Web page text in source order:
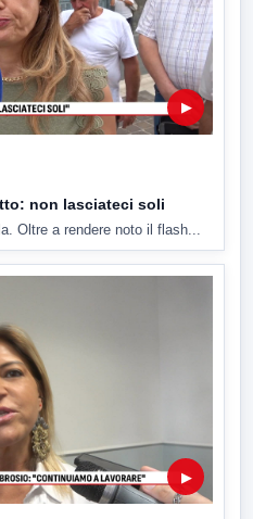
▶
non lasciateci soli
Oltre a rendere noto il flash...
▶